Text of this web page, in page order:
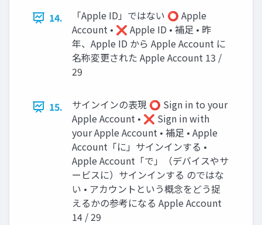
14.
「Apple ID」ではない ⭕ Apple
Account • ❌ Apple ID • 補足 • 昨
年、Apple ID から Apple Account に
名称変更された Apple Account 13 /
29
15.
サインインの表現 ⭕ Sign in to your
Apple Account • ❌ Sign in with
your Apple Account • 補足 • Apple
Account「に」サインインする •
Apple Account「で」（デバイスやサ
ービスに）サインインする のではな
い • アカウントという概念をどう捉
えるかの参考になる Apple Account
14 / 29